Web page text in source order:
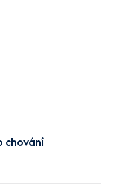
chování